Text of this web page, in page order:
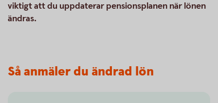
viktigt att du uppdaterar pensionsplanen när lönen
ändras.
Så anmäler du ändrad lön